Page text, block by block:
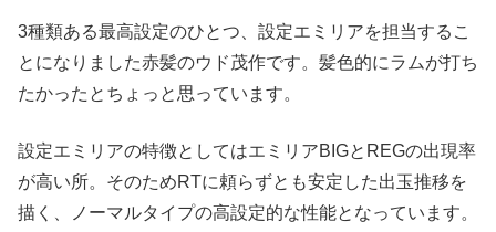
3種類ある最高設定のひとつ、設定エミリアを担当するこ
とになりました赤髪のウド茂作です。髪色的にラムが打ち
たかったとちょっと思っています。
設定エミリアの特徴としてはエミリアBIGとREGの出現率
が高い所。そのためRTに頼らずとも安定した出玉推移を
描く、ノーマルタイプの高設定的な性能となっています。